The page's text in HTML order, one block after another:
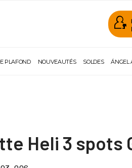
PLAFOND NOUVEAUTÉS SOLDES ÁNGEL
Heli 3 spots